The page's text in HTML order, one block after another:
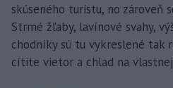
skúseného turistu, no zároveň
Strmé žľaby, lavínové svahy,
chodníky sú tu vykreslené tak
cítite vietor a chlad na